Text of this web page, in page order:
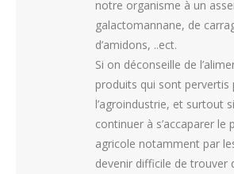
notre organisme à un
galactomannane, de
d’amidons, ..ect.
Si on déconseille de
produits qui sont pervertis
l’agroindustrie, et surtout
continuer à s’accaparer le
agricole notamment par
devenir difficile de trouver